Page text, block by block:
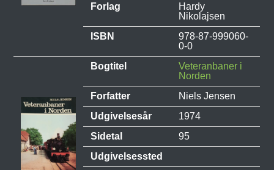
Forlag
Hardy
Nikolajsen
ISBN
978-87-999060-
0-0
Bogtitel
Veteranbaner i
Norden
Forfatter
Niels Jensen
Udgivelsesår
1974
Sidetal
95
Udgivelsessted